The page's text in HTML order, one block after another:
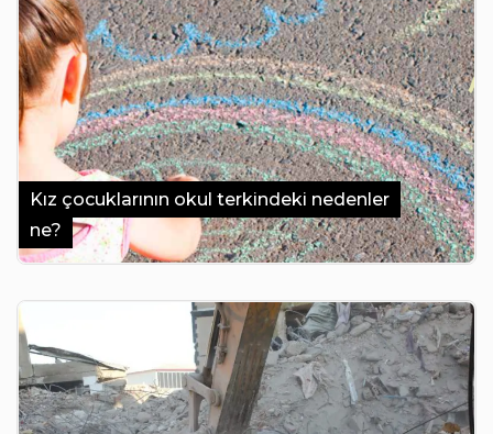
Kız çocuklarının okul terkindeki nedenler
ne?